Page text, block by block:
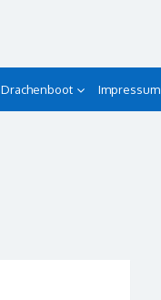
Drachenboot Impressum